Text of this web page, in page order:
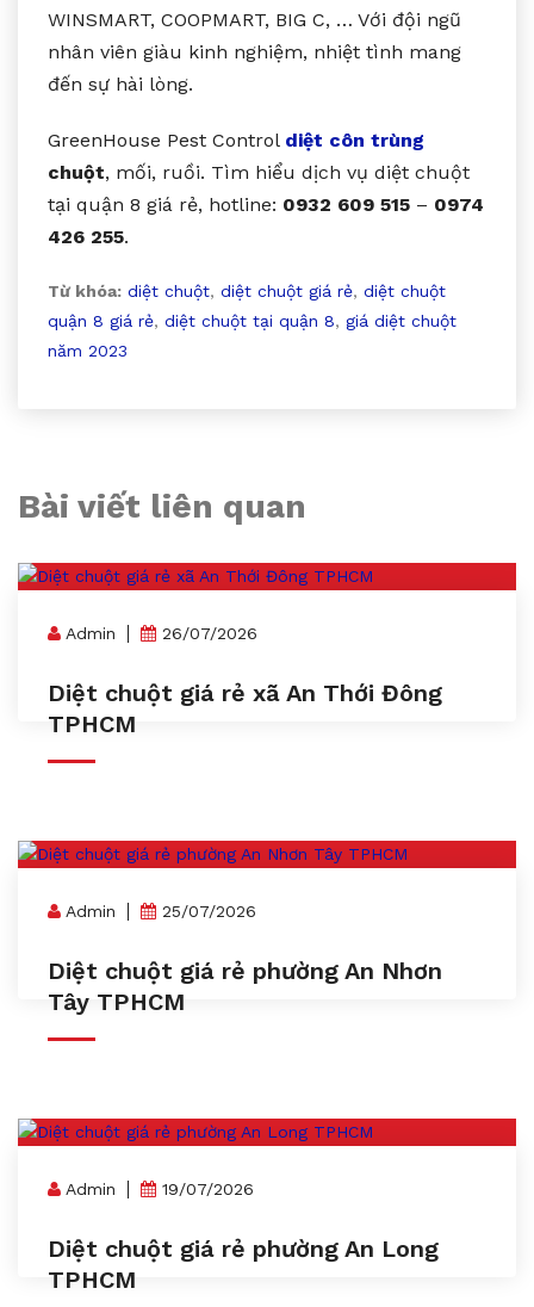
WINSMART, COOPMART, BIG C, … Với đội ngũ
nhân viên giàu kinh nghiệm, nhiệt tình mang
đến sự hài lòng.
GreenHouse Pest Control diệt côn trùng
chuột, mối, ruồi. Tìm hiểu dịch vụ diệt chuột
tại quận 8 giá rẻ, hotline: 0932 609 515 – 0974
426 255.
Từ khóa: diệt chuột, diệt chuột giá rẻ, diệt chuột
quận 8 giá rẻ, diệt chuột tại quận 8, giá diệt chuột
năm 2023
Bài viết liên quan
Admin 26/07/2026
Diệt chuột giá rẻ xã An Thới Đông
TPHCM
Admin 25/07/2026
Diệt chuột giá rẻ phường An Nhơn
Tây TPHCM
Admin 19/07/2026
Diệt chuột giá rẻ phường An Long
TPHCM